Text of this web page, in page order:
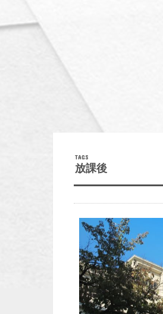
放課後